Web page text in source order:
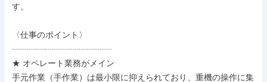
す。
〈仕事のポイント〉
┈┈┈┈┈┈┈┈┈┈┈┈
★ オペレート業務がメイン
手元作業（手作業）は最小限に抑えられており、重機の操作に集